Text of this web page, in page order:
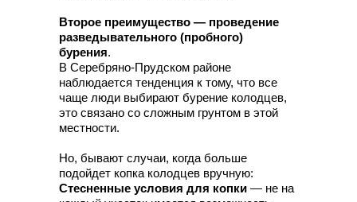
Второе преимущество — проведение
разведывательного (пробного)
бурения.
В Серебряно-Прудском районе
наблюдается тенденция к тому, что все
чаще люди выбирают бурение колодцев,
это связано со сложным грунтом в этой
местности.
Но, бывают случаи, когда больше
подойдет копка колодцев вручную:
Стесненные условия для копки — не на